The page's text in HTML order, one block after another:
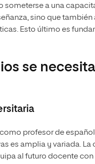
someterse a una
sino que
Esto último es
se
profesor de
es amplia y variada.
al futuro docente